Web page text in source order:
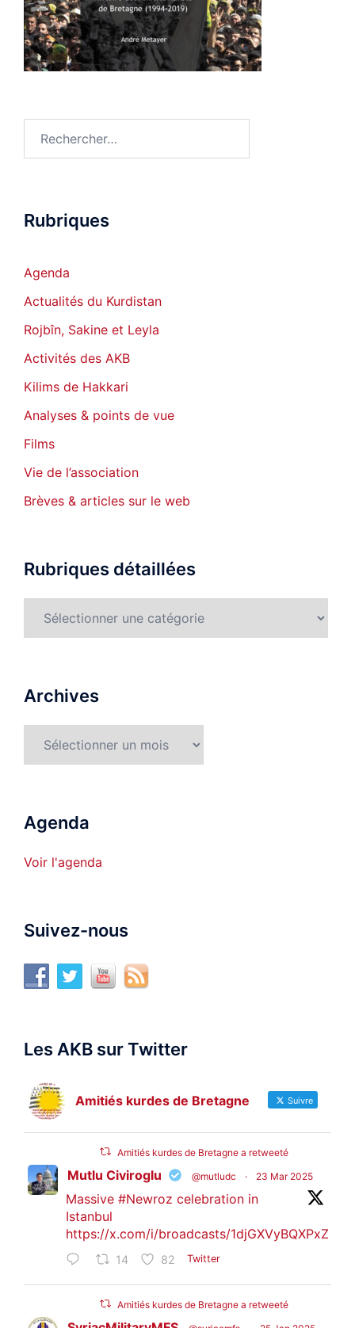
Rubriques
Agenda
Actualités du Kurdistan
Rojbîn, Sakine et Leyla
Activités des AKB
Kilims de Hakkari
Analyses & points de vue
Films
Vie de l’association
Brèves & articles sur le web
Rubriques détaillées
détaillées
Archives
Agenda
Voir l'agenda
Suivez-nous
Les AKB sur Twitter
Amitiés kurdes de Bretagne Suivre
Amitiés kurdes de Bretagne a retweeté
Mutlu Civiroglu @mutludc · 23 Mar 2025
Massive #Newroz celebration in
Istanbul
https://x.com/i/broadcasts/1djGXVyBQXPxZ
14 82 Twitter
Amitiés kurdes de Bretagne a retweeté